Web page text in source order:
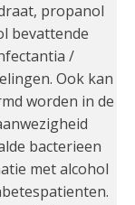
propanol
bevattende
/
Ook kan
worden in de
bacterieen
met alcohol